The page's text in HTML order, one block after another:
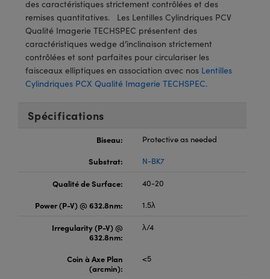
ou Coupleurs
de Poche ou à Mesure Directe
: Microscopie
pour Caméras
: Caméras
Optiques Lightpath
Labs™
des caractéristiques strictement contrôlées et des
remises quantitatives. Les Lentilles Cylindriques PCV
Qualité Imagerie TECHSPEC présentent des
caractéristiques wedge d’inclinaison strictement
contrôlées et sont parfaites pour circulariser les
faisceaux elliptiques en association avec nos Lentilles
Cylindriques PCX Qualité Imagerie TECHSPEC.
Spécifications
Biseau:
Protective as needed
Substrat:
N-BK7
Qualité de Surface:
40-20
Power (P-V) @ 632.8nm:
1.5λ
Irregularity (P-V) @
632.8nm:
λ/4
Coin à Axe Plan
(arcmin):
<5